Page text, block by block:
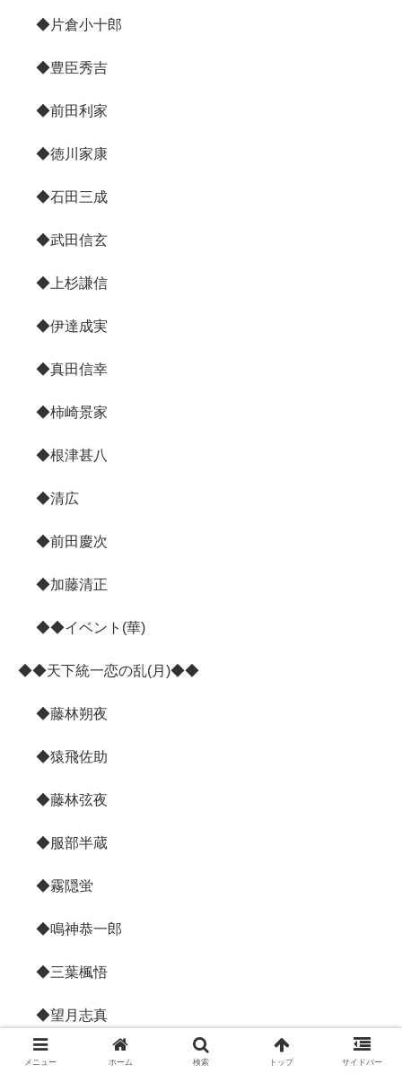
◆片倉小十郎
◆豊臣秀吉
◆前田利家
◆徳川家康
◆石田三成
◆武田信玄
◆上杉謙信
◆伊達成実
◆真田信幸
◆柿崎景家
◆根津甚八
◆清広
◆前田慶次
◆加藤清正
◆◆イベント(華)
◆◆天下統一恋の乱(月)◆◆
◆藤林朔夜
◆猿飛佐助
◆藤林弦夜
◆服部半蔵
◆霧隠蛍
◆鳴神恭一郎
◆三葉楓悟
◆望月志真
◆世鬼千矩
メニュー ホーム 検索 トップ サイドバー